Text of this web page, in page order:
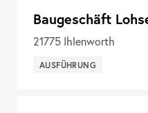
Baugeschäft
21775 Ihlenworth
AUSFÜHRUNG